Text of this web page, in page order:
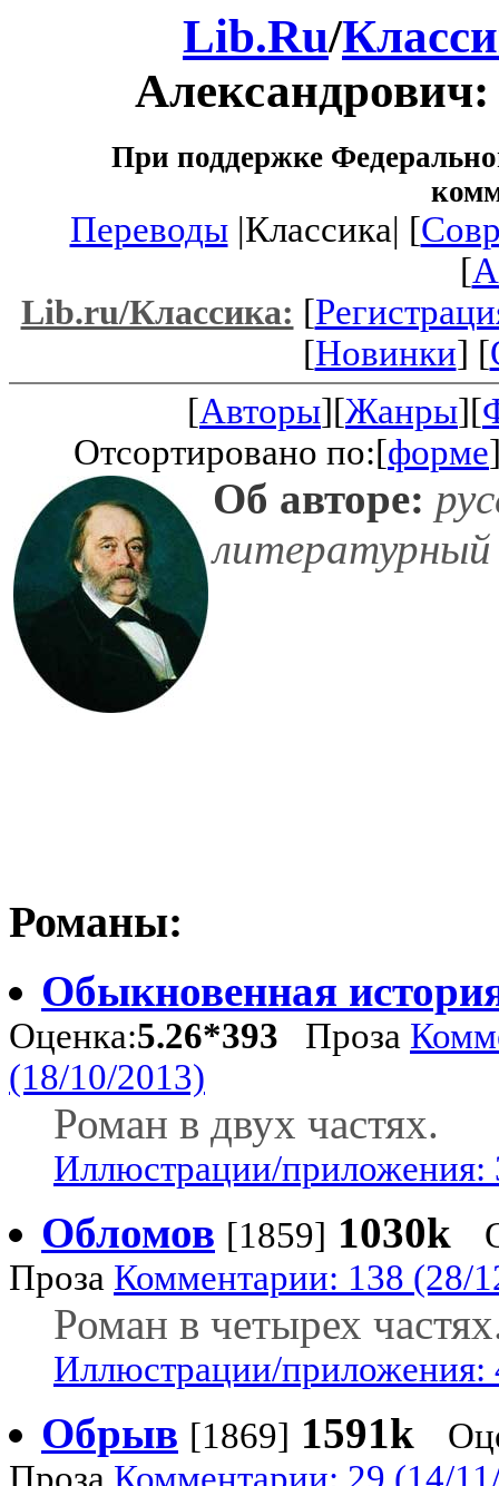
Lib.Ru/
При поддержке
Переводы|Классика| [
[
Lib.ru/Классика: [
[Новинки] [
[Авторы][Жанры][
Отсортировано по:[форме
Об авторе:
Романы:
Обыкновенная
Оценка:5.26*393 Проза
(18/10/2013)
Роман в двух частях.
Иллюстрации/приложения:
Обломов [1859] 1030k
Проза Комментарии: 138 (28/
Роман в четырех
Иллюстрации/приложения:
Обрыв [1869] 1591k